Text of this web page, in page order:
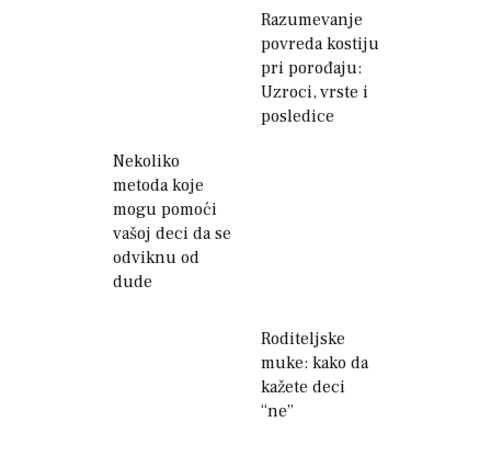
Razumevanje
povreda kostiju
pri porođaju:
Uzroci, vrste i
posledice
Nekoliko
metoda koje
mogu pomoći
vašoj deci da se
odviknu od
dude
Roditeljske
muke: kako da
kažete deci
“ne”